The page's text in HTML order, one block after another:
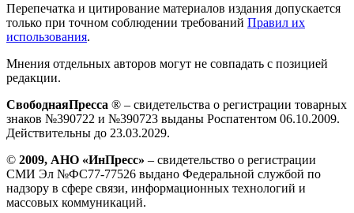
Перепечатка и цитирование материалов издания допускается
только при точном соблюдении требований Правил их
использования.
Мнения отдельных авторов могут не совпадать с позицией
редакции.
СвободнаяПресса ® – свидетельства о регистрации товарных
знаков №390722 и №390723 выданы Роспатентом 06.10.2009.
Действительны до 23.03.2029.
© 2009, АНО «ИнПресс» – свидетельство о регистрации
СМИ Эл №ФС77-77526 выдано Федеральной службой по
надзору в сфере связи, информационных технологий и
массовых коммуникаций.